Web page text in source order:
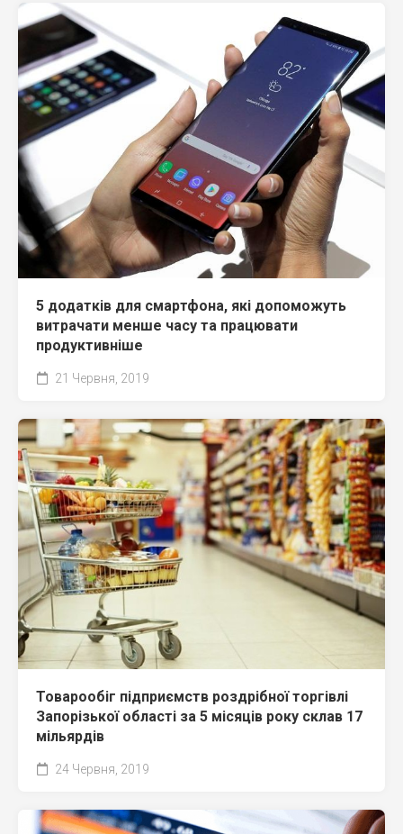
5 додатків для смартфона, які допоможуть
витрачати менше часу та працювати
продуктивніше
21 Червня, 2019
Товарообіг підприємств роздрібної торгівлі
Запорізької області за 5 місяців року склав 17
мільярдів
24 Червня, 2019